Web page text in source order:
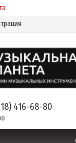
416-68-80